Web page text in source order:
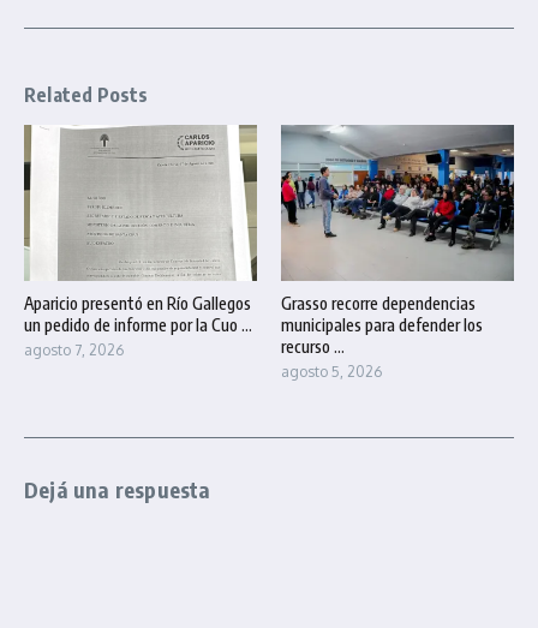
Related Posts
Aparicio presentó en Río Gallegos
un pedido de informe por la Cuo ...
agosto 7, 2026
Grasso recorre dependencias
municipales para defender los
recurso ...
agosto 5, 2026
Dejá una respuesta